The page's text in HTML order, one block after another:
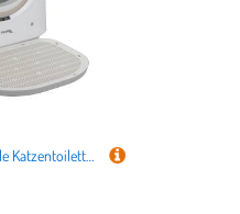
Kerbl Pet Selbstreinigende Katzentoilette Smart - L 54 x B 54 x H 60 cm